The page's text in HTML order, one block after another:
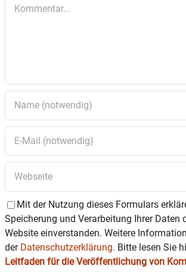
7. Verschiedenes –
Mit der Nutzung dieses Formulars
Speicherung und Verarbeitung Ihrer Daten
Website einverstanden. Weitere
der Datenschutzerklärung. Bitte lesen Sie
Leitfaden für die Veröffentlichung von